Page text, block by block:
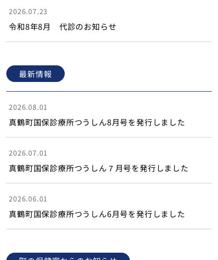
2026.07.23
令和8年8月 代診のお知らせ
最新情報
2026.08.01
真鶴町国保診療所つうしん8月号を発行しました
2026.07.01
真鶴町国保診療所つうしん７月号を発行しました
2026.06.01
真鶴町国保診療所つうしん6月号を発行しました